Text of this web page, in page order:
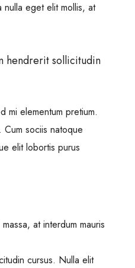
eget elit mollis, at
hendrerit sollicitudin
mi elementum pretium.
sociis natoque
elit lobortis purus
at interdum mauris
cursus. Nulla elit